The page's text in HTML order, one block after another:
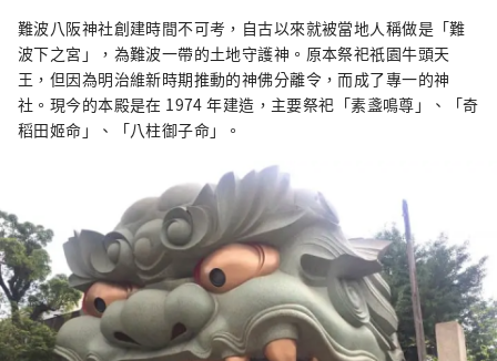
難波八阪神社創建時間不可考，自古以來就被當地人稱做是「難
波下之宮」，為難波一帶的土地守護神。原本祭祀祇園牛頭天
王，但因為明治維新時期推動的神佛分離令，而成了專一的神
社。現今的本殿是在 1974 年建造，主要祭祀「素盞鳴尊」、「奇
稻田姬命」、「八柱御子命」。